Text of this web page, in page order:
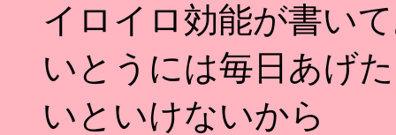
イロイロ効能が書い
いとうには毎日あげ
いといけないから